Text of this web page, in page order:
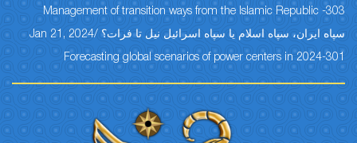
303- Management of transition ways from the Islamic Republic
سپاه ایران، سپاه اسلام یا سپاه اسرائیل نیل تا فرات؟ /Jan 21, 2024
301-Forecasting global scenarios of power centers in 2024